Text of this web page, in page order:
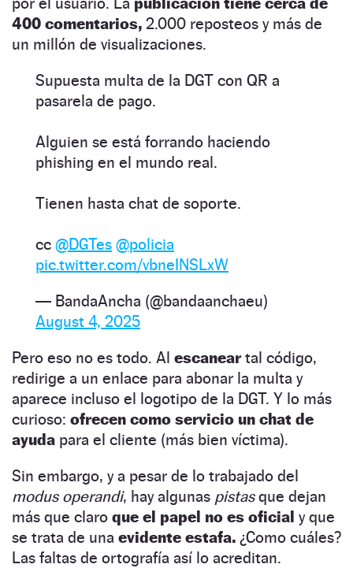
400 comentarios, 2.000 reposteos y más de
un millón de visualizaciones.
Supuesta multa de la DGT con QR a
pasarela de pago.
Alguien se está forrando haciendo
phishing en el mundo real.
Tienen hasta chat de soporte.
cc @DGTes @policia
pic.twitter.com/vbneINSLxW
— BandaAncha (@bandaanchaeu)
August 4, 2025
Pero eso no es todo. Al escaneartal código,
redirige a un enlace para abonar la multa y
aparece incluso el logotipo de la DGT. Y lo más
curioso: ofrecen como servicio un chat de
ayuda para el cliente (más bien víctima).
Sin embargo, y a pesar de lo trabajado del
modus operandi, hay algunas pistasque dejan
más que claro que el papel no es oficial y que
se trata de una evidente estafa. ¿Como cuáles?
Las faltas de ortografía así lo acreditan.